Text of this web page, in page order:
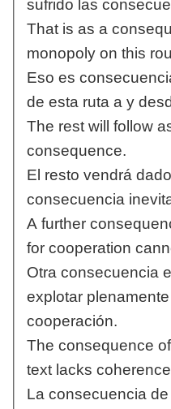
sufrido las
That is as a
monopoly on this
Eso es
de esta ruta a y
The rest will follow
consequence.
El resto vendrá
consecuencia
A further
for cooperation
Otra consecuencia
explotar
cooperación.
The consequence
text lacks
La consecuencia